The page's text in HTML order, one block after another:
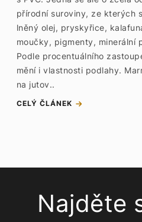
přírodní suroviny, ze kterých
lněný olej, pryskyřice,
moučky, pigmenty, minerální
Podle procentuálního
mění i vlastnosti podlahy.
na jutov..
CELÝ ČLÁNEK
Najděte